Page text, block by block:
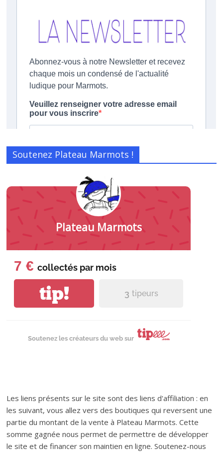
Soutenez Plateau Marmots !
Plateau Marmots
7 € collectés par mois
tip! 3 tipeurs
Soutenez les créateurs du web sur
Les liens présents sur le site sont des liens d'affiliation : en
les suivant, vous allez vers des boutiques qui reversent une
partie du montant de la vente à Plateau Marmots. Cette
somme gagnée nous permet de permettre de développer
le site et de financer son maintien en ligne. Soutenez-nous